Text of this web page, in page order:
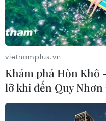
vietnamplus.vn
Khám phá Hòn Khô
lỡ khi đến Quy